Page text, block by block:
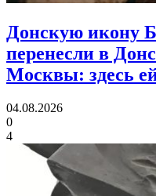
Донскую икону
перенесли в
Москвы: здесь
04.08.2026
0
4